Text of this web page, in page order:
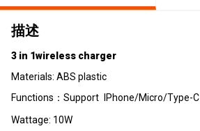
描述
3 in 1wireless charger
Materials: ABS plastic
Functions：Support IPhone/Micro/Type-C
Wattage: 10W